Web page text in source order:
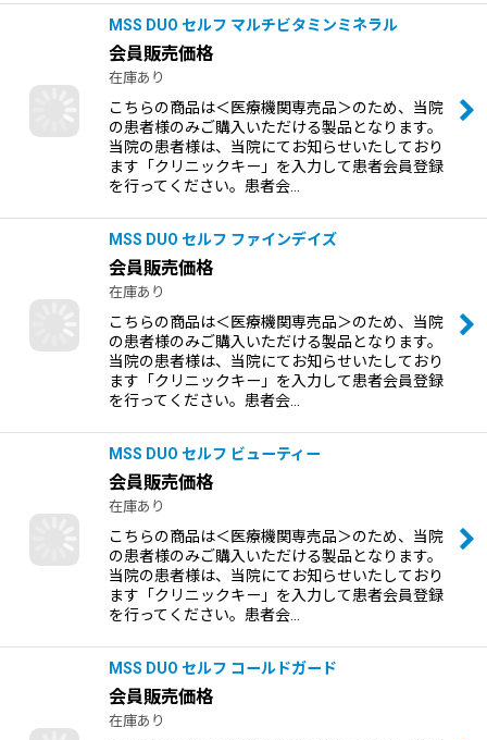
MSS DUO セルフ マルチビタミンミネラル
会員販売価格
在庫あり
こちらの商品は＜医療機関専売品＞のため、当院
の患者様のみご購入いただける製品となります。
当院の患者様は、当院にてお知らせいたしており
ます「クリニックキー」を入力して患者会員登録
を行ってください。患者会…
MSS DUO セルフ ファインデイズ
会員販売価格
在庫あり
こちらの商品は＜医療機関専売品＞のため、当院
の患者様のみご購入いただける製品となります。
当院の患者様は、当院にてお知らせいたしており
ます「クリニックキー」を入力して患者会員登録
を行ってください。患者会…
MSS DUO セルフ ビューティー
会員販売価格
在庫あり
こちらの商品は＜医療機関専売品＞のため、当院
の患者様のみご購入いただける製品となります。
当院の患者様は、当院にてお知らせいたしており
ます「クリニックキー」を入力して患者会員登録
を行ってください。患者会…
MSS DUO セルフ コールドガード
会員販売価格
在庫あり